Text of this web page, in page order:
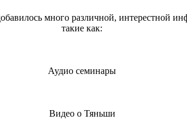
много различной, интерестной
такие как:
Аудио семинары
Видео о Тяньши